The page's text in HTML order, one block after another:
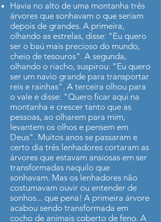
Havia no alto de uma montanha três
árvores que sonhavam o que seriam
depois de grandes. A primeira,
olhando as estrelas, disse: "Eu quero
ser o baú mais precioso do mundo,
cheio de tesouros". A segunda,
olhando o riacho, suspirou: "Eu quero
ser um navio grande para transportar
reis e rainhas". A terceira olhou para
o vale e disse: "Quero ficar aqui na
montanha e crescer tanto que as
pessoas, ao olharem para mim,
levantem os olhos e pensem em
Deus". Muitos anos se passaram e
certo dia três lenhadores cortaram as
árvores que estavam ansiosas em ser
transformadas naquilo que
sonhavam. Mas os lenhadores não
costumavam ouvir ou entender de
sonhos... que pena! A primeira árvore
acabou sendo transformada em
cocho de animais coberto de feno. A